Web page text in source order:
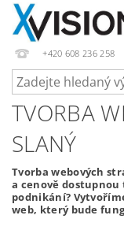
+420 608 236 258
TVORBA
SLANÝ
Tvorba webových
a cenově
podnikání?
web, který bude